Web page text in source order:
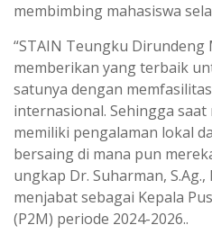
membimbing mahasiswa
“STAIN Teungku
memberikan yang terbaik
satunya dengan
internasional. Sehingga
memiliki pengalaman lokal
bersaing di mana pun
ungkap Dr. Suharman,
menjabat sebagai Kepala
(P2M) periode 2024-2026..